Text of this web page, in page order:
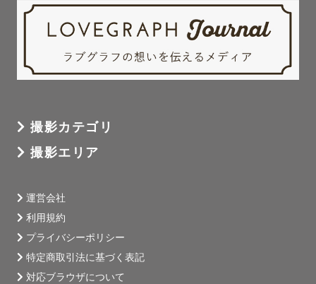
撮影カテゴリ
撮影エリア
運営会社
利用規約
プライバシーポリシー
特定商取引法に基づく表記
対応ブラウザについて